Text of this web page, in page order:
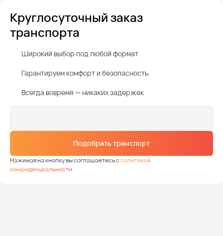
Круглосуточный заказ
транспорта
Широкий выбор под любой формат
Гарантируем комфорт и безопасность
Всегда вовремя — никаких задержек
Подобрать транспорт
Нажимая на кнопку вы соглашаетесь сполитикой
конфиденциальности